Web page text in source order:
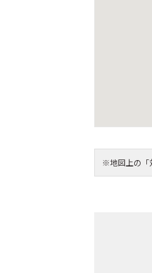
※地図上の「